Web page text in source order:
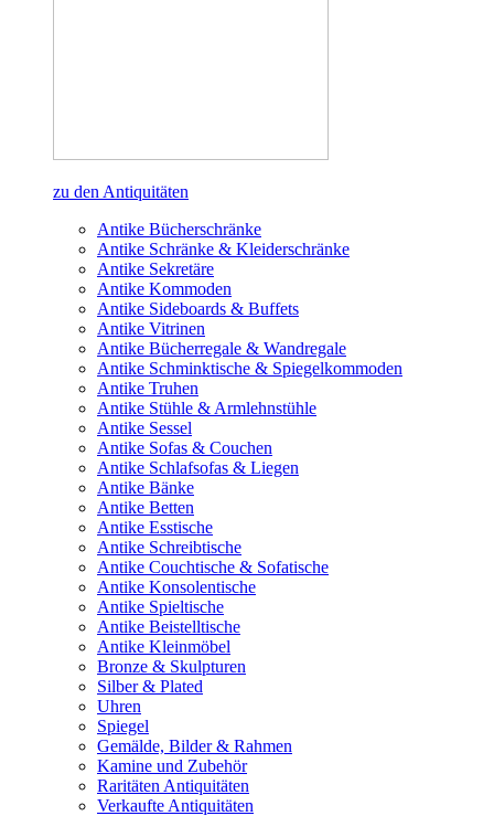
zu den Antiquitäten
Antike Bücherschränke
Antike Schränke & Kleiderschränke
Antike Sekretäre
Antike Kommoden
Antike Sideboards & Buffets
Antike Vitrinen
Antike Bücherregale & Wandregale
Antike Schminktische & Spiegelkommoden
Antike Truhen
Antike Stühle & Armlehnstühle
Antike Sessel
Antike Sofas & Couchen
Antike Schlafsofas & Liegen
Antike Bänke
Antike Betten
Antike Esstische
Antike Schreibtische
Antike Couchtische & Sofatische
Antike Konsolentische
Antike Spieltische
Antike Beistelltische
Antike Kleinmöbel
Bronze & Skulpturen
Silber & Plated
Uhren
Spiegel
Gemälde, Bilder & Rahmen
Kamine und Zubehör
Raritäten Antiquitäten
Verkaufte Antiquitäten